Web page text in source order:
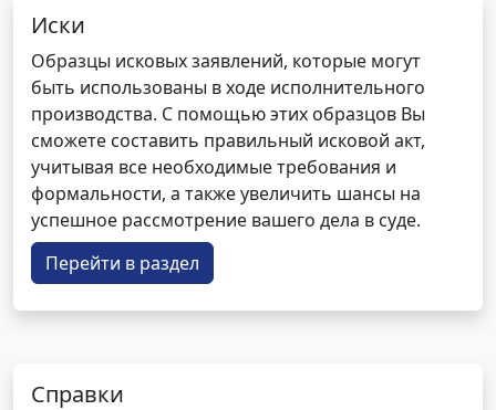
Иски
Образцы исковых заявлений, которые могут
быть использованы в ходе исполнительного
производства. С помощью этих образцов Вы
сможете составить правильный исковой акт,
учитывая все необходимые требования и
формальности, а также увеличить шансы на
успешное рассмотрение вашего дела в суде.
Перейти в раздел
Справки